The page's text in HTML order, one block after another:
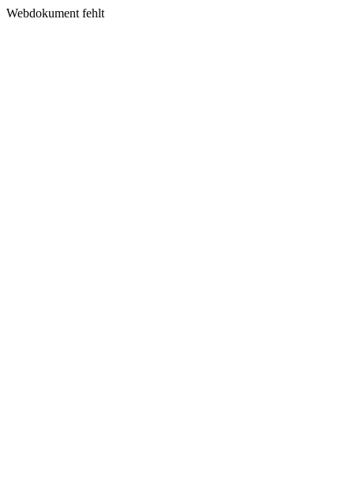
Webdokument fehlt